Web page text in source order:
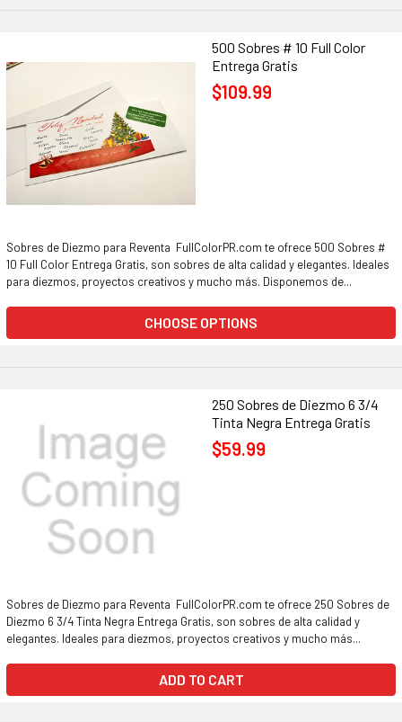
500 Sobres # 10 Full Color
Entrega Gratis
$109.99
Sobres de Diezmo para Reventa FullColorPR.com te ofrece 500 Sobres #
10 Full Color Entrega Gratis, son sobres de alta calidad y elegantes. Ideales
para diezmos, proyectos creativos y mucho más. Disponemos de...
CHOOSE OPTIONS
250 Sobres de Diezmo 6 3/4
Tinta Negra Entrega Gratis
$59.99
Sobres de Diezmo para Reventa FullColorPR.com te ofrece 250 Sobres de
Diezmo 6 3/4 Tinta Negra Entrega Gratis, son sobres de alta calidad y
elegantes. Ideales para diezmos, proyectos creativos y mucho más...
ADD TO CART